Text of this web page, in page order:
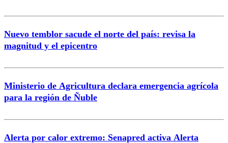
Nuevo temblor sacude el norte del país: revisa la
magnitud y el epicentro
Ministerio de Agricultura declara emergencia agrícola
para la región de Ñuble
Alerta por calor extremo: Senapred activa Alerta